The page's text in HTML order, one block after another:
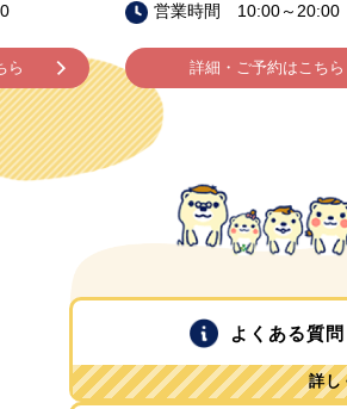
ら
営業時間 10:00～20:00
詳細・ご予約はこちら
よくある質問
詳し